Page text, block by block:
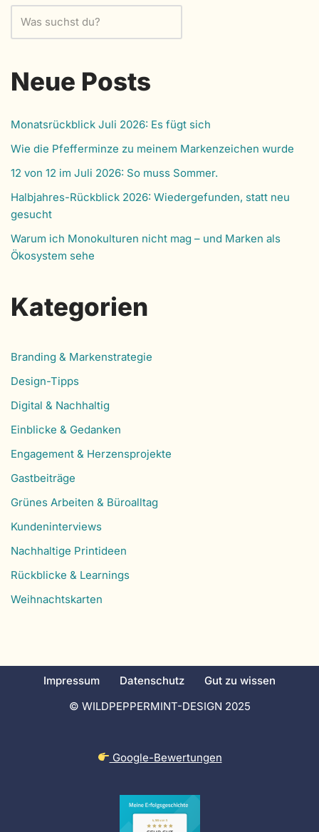
Neue Posts
Monatsrückblick Juli 2026: Es fügt sich
Wie die Pfefferminze zu meinem Markenzeichen wurde
12 von 12 im Juli 2026: So muss Sommer.
Halbjahres-Rückblick 2026: Wiedergefunden, statt neu
gesucht
Warum ich Monokulturen nicht mag – und Marken als
Ökosystem sehe
Kategorien
Branding & Markenstrategie
Design-Tipps
Digital & Nachhaltig
Einblicke & Gedanken
Engagement & Herzensprojekte
Gastbeiträge
Grünes Arbeiten & Büroalltag
Kundeninterviews
Nachhaltige Printideen
Rückblicke & Learnings
Weihnachtskarten
Impressum Datenschutz
Gut zu wissen
© WILDPEPPERMINT-DESIGN 2025
Google-Bewertungen